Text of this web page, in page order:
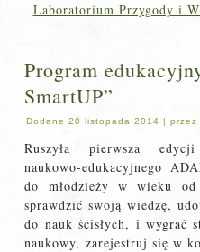
Laboratorium Przygody i
Program
SmartUP”
Dodane 20 listopada 2014 |przez
Ruszyła pierwsza
naukowo-edukacyjnego
do młodzieży w wieku
sprawdzić swoją wiedzę,
do nauk ścisłych, i wygrać
naukowy, zarejestruj się w